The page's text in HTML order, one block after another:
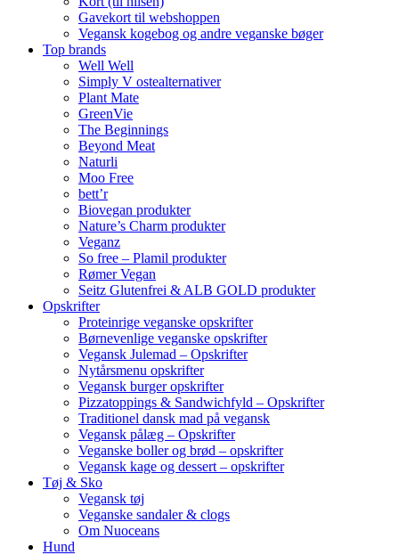
Gavekort til webshoppen
Vegansk kogebog og andre veganske bøger
Top brands
Well Well
Simply V ostealternativer
Plant Mate
GreenVie
The Beginnings
Beyond Meat
Naturli
Moo Free
bett’r
Biovegan produkter
Nature’s Charm produkter
Veganz
So free – Plamil produkter
Rømer Vegan
Seitz Glutenfrei & ALB GOLD produkter
Opskrifter
Proteinrige veganske opskrifter
Børnevenlige veganske opskrifter
Vegansk Julemad – Opskrifter
Nytårsmenu opskrifter
Vegansk burger opskrifter
Pizzatoppings & Sandwichfyld – Opskrifter
Traditionel dansk mad på vegansk
Vegansk pålæg – Opskrifter
Veganske boller og brød – opskrifter
Vegansk kage og dessert – opskrifter
Tøj & Sko
Vegansk tøj
Veganske sandaler & clogs
Om Nuoceans
Hund